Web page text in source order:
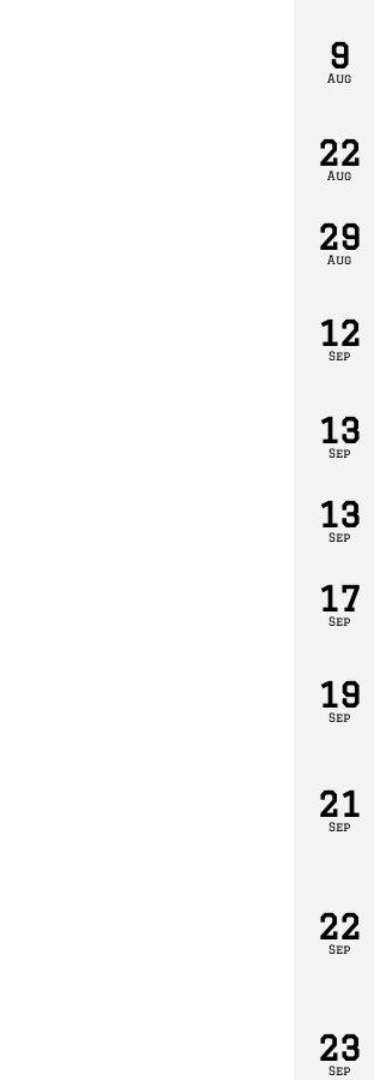
9
Aug
22
Aug
29
Aug
12
Sep
13
Sep
13
Sep
17
Sep
19
Sep
21
Sep
22
Sep
23
Sep